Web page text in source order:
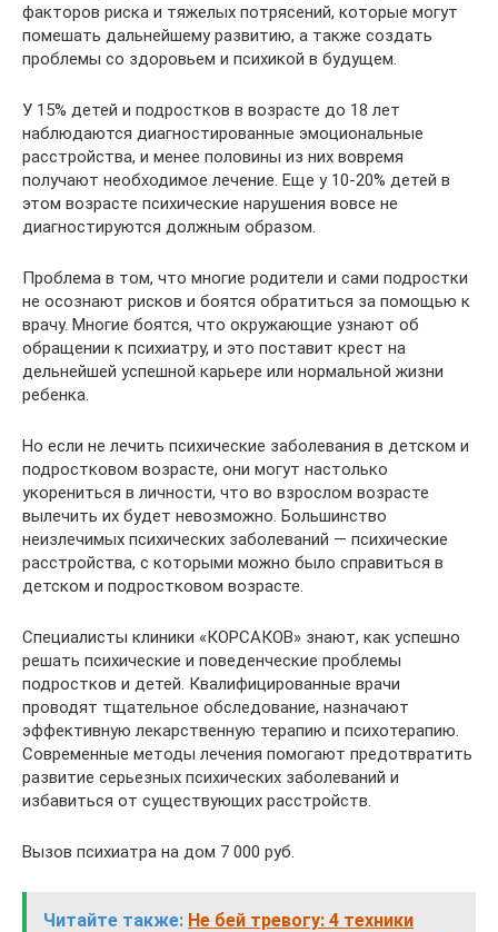
факторов риска и тяжелых потрясений, которые могут
помешать дальнейшему развитию, а также создать
проблемы со здоровьем и психикой в будущем.
У 15% детей и подростков в возрасте до 18 лет
наблюдаются диагностированные эмоциональные
расстройства, и менее половины из них вовремя
получают необходимое лечение. Еще у 10-20% детей в
этом возрасте психические нарушения вовсе не
диагностируются должным образом.
Проблема в том, что многие родители и сами подростки
не осознают рисков и боятся обратиться за помощью к
врачу. Многие боятся, что окружающие узнают об
обращении к психиатру, и это поставит крест на
дельнейшей успешной карьере или нормальной жизни
ребенка.
Но если не лечить психические заболевания в детском и
подростковом возрасте, они могут настолько
укорениться в личности, что во взрослом возрасте
вылечить их будет невозможно. Большинство
неизлечимых психических заболеваний — психические
расстройства, с которыми можно было справиться в
детском и подростковом возрасте.
Специалисты клиники «КОРСАКОВ» знают, как успешно
решать психические и поведенческие проблемы
подростков и детей. Квалифицированные врачи
проводят тщательное обследование, назначают
эффективную лекарственную терапию и психотерапию.
Современные методы лечения помогают предотвратить
развитие серьезных психических заболеваний и
избавиться от существующих расстройств.
Вызов психиатра на дом 7 000 руб.
Читайте также: Не бей тревогу: 4 техники